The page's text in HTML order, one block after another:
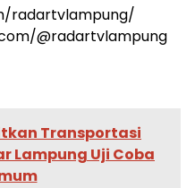
radartvlampung/
@radartvlampung
Transportasi
Lampung Uji Coba